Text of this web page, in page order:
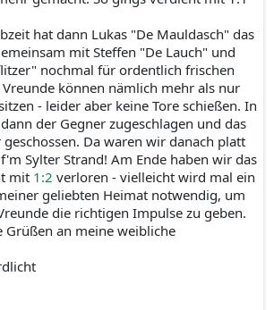
hat dann Lukas "De Mauldasch" das
mit Steffen "De Lauch" und
nochmal für ordentlich frischen
können nämlich mehr als nur
- leider aber keine Tore schießen. In
der Gegner zugeschlagen und das
geschossen. Da waren wir danach platt
Sylter Strand! Am Ende haben wir das
mit 1:2 verloren - vielleicht wird mal ein
geliebten Heimat notwendig, um
die richtigen Impulse zu geben.
Grüßen an meine weibliche